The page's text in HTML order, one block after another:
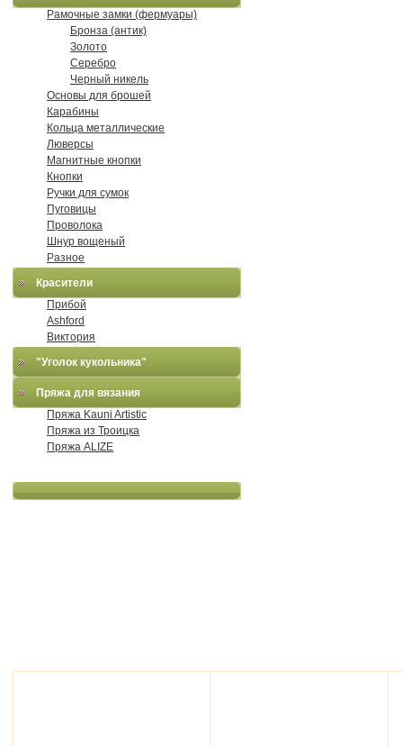
Рамочные замки (фермуары)
Бронза (антик)
Золото
Серебро
Черный никель
Основы для брошей
Карабины
Кольца металлические
Люверсы
Магнитные кнопки
Кнопки
Ручки для сумок
Пуговицы
Проволока
Шнур вощеный
Разное
Красители
Прибой
Ashford
Виктория
"Уголок кукольника"
Пряжа для вязания
Пряжа Kauni Artistic
Пряжа из Троицка
Пряжа ALIZE